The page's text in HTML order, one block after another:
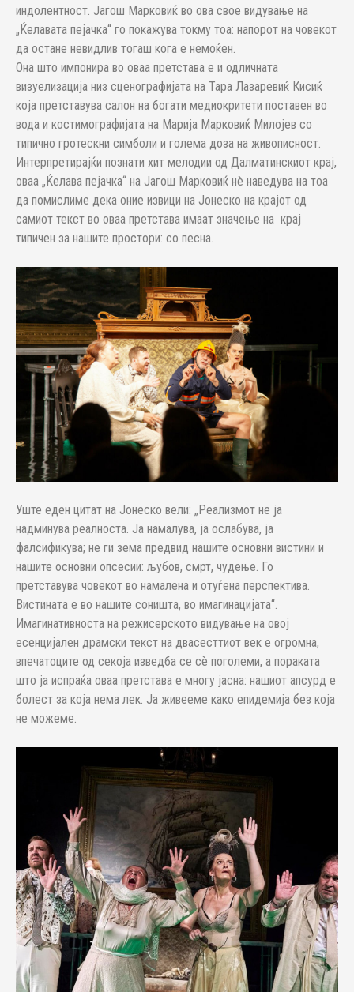
индолентност. Јагош Марковиќ во ова свое видување на
„Ќелавата пејачка“ го покажува токму тоа: напорот на човекот
да остане невидлив тогаш кога е немоќен.
Она што импонира во оваа претстава е и одличната
визуелизација низ сценографијата на Тара Лазаревиќ Кисиќ
која претставува салон на богати медиокритети поставен во
вода и костимографијата на Марија Марковиќ Милојев со
типично гротескни симболи и голема доза на живописност.
Интерпретирајќи познати хит мелодии од Далматинскиот крај,
оваа „Ќелава пејачка“ на Јагош Марковиќ нè наведува на тоа
да помислиме дека оние извици на Јонеско на крајот од
самиот текст во оваа претстава имаат значење на крај
типичен за нашите простори: со песна.
Уште еден цитат на Јонеско вели: „Реализмот не ја
надминува реалноста. Ја намалува, ја ослабува, ја
фалсификува; не ги зема предвид нашите основни вистини и
нашите основни опсесии: љубов, смрт, чудење. Го
претставува човекот во намалена и отуѓена перспектива.
Вистината е во нашите соништа, во имагинацијата“.
Имагинативноста на режисерското видување на овој
есенцијален драмски текст на двасесттиот век е огромна,
впечатоците од секоја изведба се сè поголеми, а пораката
што ја испраќа оваа претстава е многу јасна: нашиот апсурд е
болест за која нема лек. Ја живееме како епидемија без која
не можеме.